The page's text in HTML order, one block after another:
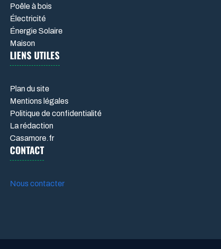
Poêle à bois
Électricité
Énergie Solaire
Maison
LIENS UTILES
Plan du site
Mentions légales
Politique de confidentialité
La rédaction
Casamore.fr
CONTACT
Nous contacter